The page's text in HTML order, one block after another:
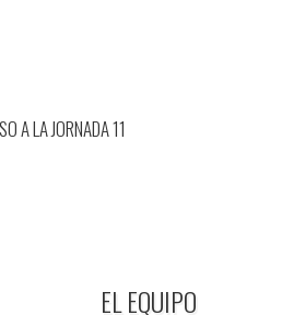
A LA JORNADA 11
EL EQUIPO